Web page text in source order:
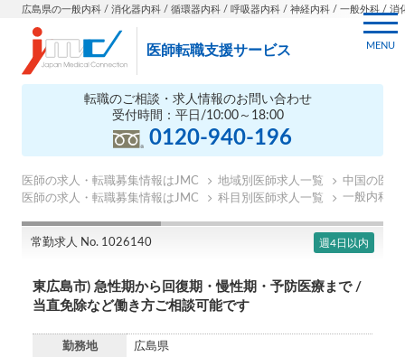
広島県の一般内科 / 消化器内科 / 循環器内科 / 呼吸器内科 / 神経内科 / 一般外科 /
医師転職支援サービス
転職のご相談・求人情報のお問い合わせ
受付時間：平日/10:00～18:00
0120-940-196
MENU
医師の求人・転職募集情報はJMC 地域別医師求人一覧
中国の医師
医師の求人・転職募集情報はJMC
科目別医師求人一覧 一般内科の
常勤求人 No. 1026140 週4日以内
東広島市) 急性期から回復期・慢性期・予防医療まで /
当直免除など働き方ご相談可能です
勤務地 広島県